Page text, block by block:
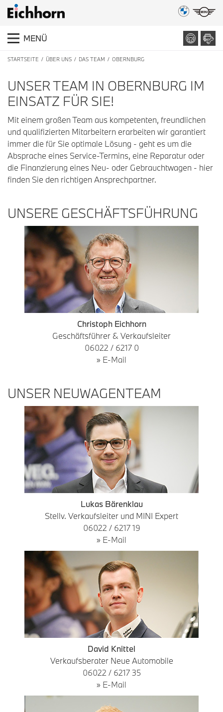
MENÜ
STARTSEITE ÜBER UNS DAS TEAM OBERNBURG
UNSER TEAM IN OBERNBURG IM
EINSATZ FÜR SIE!
Mit einem großen Team aus kompetenten, freundlichen
und qualifizierten Mitarbeitern erarbeiten wir garantiert
immer die für Sie optimale Lösung - geht es um die
Absprache eines Service-Termins, eine Reparatur oder
die Finanzierung eines Neu- oder Gebrauchtwagen - hier
finden Sie den richtigen Ansprechpartner.
UNSERE GESCHÄFTSFÜHRUNG
Christoph Eichhorn
Geschäftsführer & Verkaufsleiter
06022 / 6217 0
» E-Mail
UNSER NEUWAGENTEAM
Lukas Bärenklau
Stellv. Verkaufsleiter und MINI Expert
06022 / 6217 19
» E-Mail
David Knittel
Verkaufsberater Neue Automobile
06022 / 6217 35
» E-Mail